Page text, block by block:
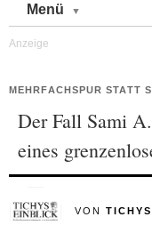
Menü
MEHRFACHSPUR STATT
Der Fall Sami
eines
VON